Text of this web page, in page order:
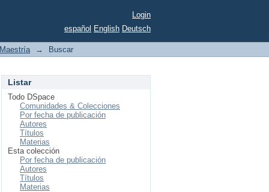
Login
español English Deutsch
Maestría → Buscar
Listar
Todo DSpace
Comunidades & Colecciones
Por fecha de publicación
Autores
Títulos
Materias
Esta colección
Por fecha de publicación
Autores
Títulos
Materias